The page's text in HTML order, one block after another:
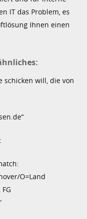
IT das Problem, es
Ihnen einen
schicken will, die von
O=Land